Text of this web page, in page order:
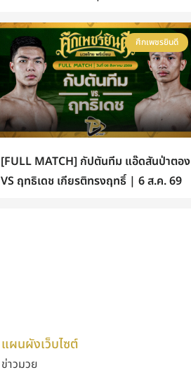
ศึกเพชรยินดี
[FULL MATCH] กัปตันทีม แอ๊ดสันป่าตอง
VS ฤทธิเดช เกียรติทรงฤทธิ์ | 6 ส.ค. 69
แผนผังเว็บไซต์
ข่าวมวย